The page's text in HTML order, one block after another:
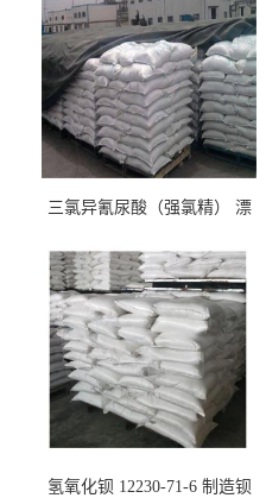
三氯异氰尿酸（强氯精） 漂
氢氧化钡 12230-71-6 制造钡